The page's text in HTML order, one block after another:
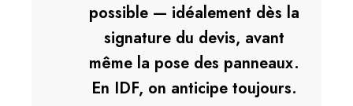
possible — idéalement dès la
signature du devis, avant
même la pose des panneaux.
En IDF, on anticipe toujours.